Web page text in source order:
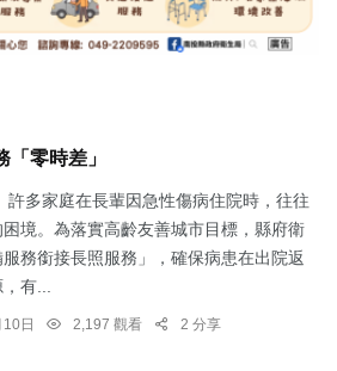
零時差」
許多家庭在長輩因急性傷病住院時，往往
境。為落實高齡友善城市目標，縣府衛
務銜接長照服務」，確保病患在出院返
有...
日 2,197 觀看 2 分享